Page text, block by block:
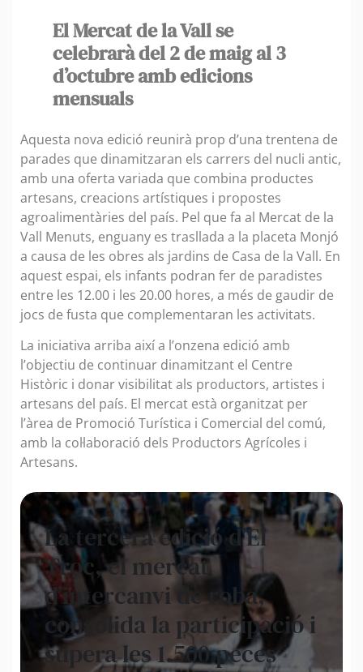
El Mercat de la Vall se
celebrarà del 2 de maig al 3
d’octubre amb edicions
mensuals
Aquesta nova edició reunirà prop d’una trentena de
parades que dinamitzaran els carrers del nucli antic,
amb una oferta variada que combina productes
artesans, creacions artístiques i propostes
agroalimentàries del país. Pel que fa al Mercat de la
Vall Menuts, enguany es trasllada a la placeta Monjó
a causa de les obres als jardins de Casa de la Vall. En
aquest espai, els infants podran fer de paradistes
entre les 12.00 i les 20.00 hores, a més de gaudir de
jocs de fusta que complementaran les activitats.
La iniciativa arriba així a l’onzena edició amb
l’objectiu de continuar dinamitzant el Centre
Històric i donar visibilitat als productors, artistes i
artesans del país. El mercat està organitzat per
l’àrea de Promoció Turística i Comercial del comú,
amb la col·laboració dels Productors Agrícoles i
Artesans.
La tercera edició d’El
Troc, el mercat
d’intercanvi de roba,
consolida la participació i
supera les 1.500 peces